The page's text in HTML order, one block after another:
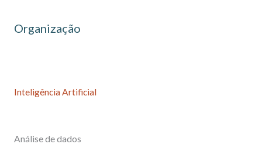
Organização
Inteligência Artificial
Análise de dados